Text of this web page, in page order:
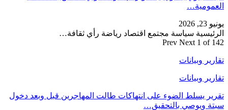
العمومية…
يونيو 23, 2026
الرئيسية سياسة مجتمع اقتصاد رياضة رأي ثقافة…
Prev Next 1 of 142
تقارير وبيانات
تقارير وبيانات
تقرير يسلط الضوء على انتهاكات طالت المهاجرين قبل وبعد دخول
سبتة ويوصي بالتحقيق…